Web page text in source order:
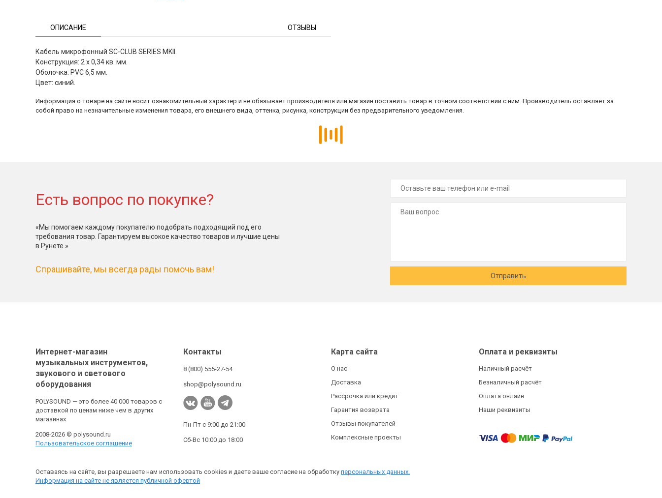
ОПИСАНИЕ ОТЗЫВЫ
Кабель микрофонный SC-CLUB SERIES MKII.
Конструкция: 2 х 0,34 кв. мм.
Оболочка: PVC 6,5 мм.
Цвет: синий.
Информация о товаре на сайте носит ознакомительный характер и не обязывает производителя или магазин поставить товар в точном соответствии с ним. Производитель оставляет за
собой право на незначительные изменения товара, его внешнего вида, оттенка, рисунка, конструкции без предварительного уведомления.
Есть вопрос по покупке?
«Мы помогаем каждому покупателю подобрать подходящий под его
требования товар. Гарантируем высокое качество товаров и лучшие цены
в Рунете.»
Спрашивайте, мы всегда рады помочь вам!
Отправить
Интернет-магазин
музыкальных инструментов,
звукового и светового
оборудования
POLYSOUND — это более 40 000 товаров с
доставкой по ценам ниже чем в других
магазинах
2008-2026 © polysound.ru
Пользовательское соглашение
Контакты
8 (800) 555-27-54
shop@polysound.ru
Пн-Пт с 9:00 до 21:00
Сб-Вс 10:00 до 18:00
Карта сайта
О нас
Доставка
Рассрочка или кредит
Гарантия возврата
Отзывы покупателей
Комплексные проекты
Оплата и реквизиты
Наличный расчёт
Безналичный расчёт
Оплата онлайн
Наши реквизиты
Оставаясь на сайте, вы разрешаете нам использовать cookies и даете ваше согласие на обработку персональных данных.
Информация на сайте не является публичной офертой